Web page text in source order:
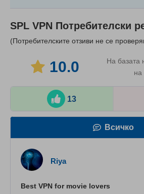
SPL VPN Потребителски
(Потребителските отзиви не се
10.0 На базата
на
13
Всичко
Riya
Best VPN for movie lovers